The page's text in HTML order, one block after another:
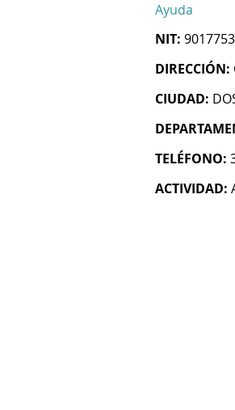
Ayuda
NIT:
DIRECCIÓN:
CIUDAD:
TELÉFONO:
ACTIVIDAD: